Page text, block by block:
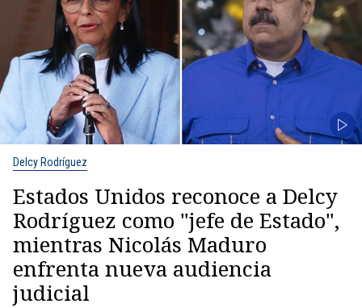
Delcy Rodríguez
Estados Unidos reconoce a Delcy
Rodríguez como "jefe de Estado",
mientras Nicolás Maduro
enfrenta nueva audiencia
judicial